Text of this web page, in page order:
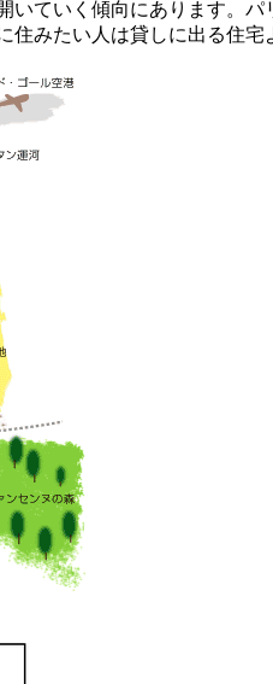
ていく傾向にあります。
みたい人は貸しに出る住宅